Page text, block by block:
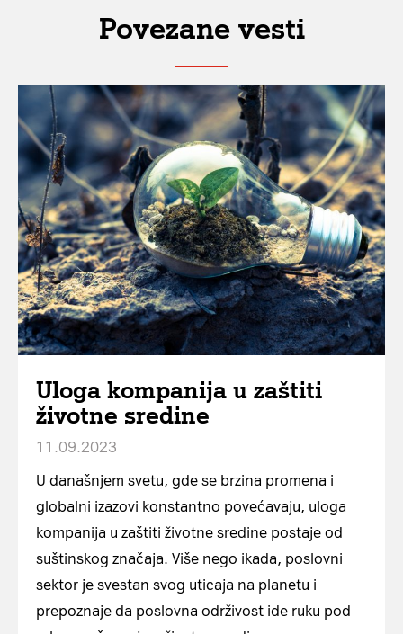
Povezane vesti
Uloga kompanija u zaštiti
životne sredine
11.09.2023
U današnjem svetu, gde se brzina promena i
globalni izazovi konstantno povećavaju, uloga
kompanija u zaštiti životne sredine postaje od
suštinskog značaja. Više nego ikada, poslovni
sektor je svestan svog uticaja na planetu i
prepoznaje da poslovna održivost ide ruku pod